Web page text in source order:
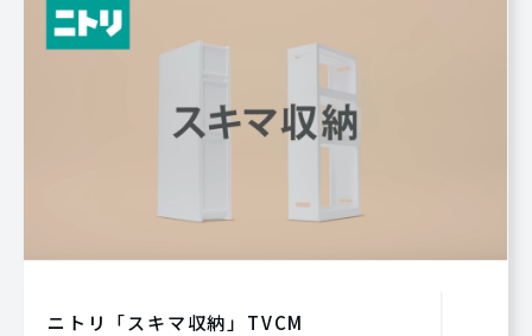
ニトリ「スキマ収納」TVCM